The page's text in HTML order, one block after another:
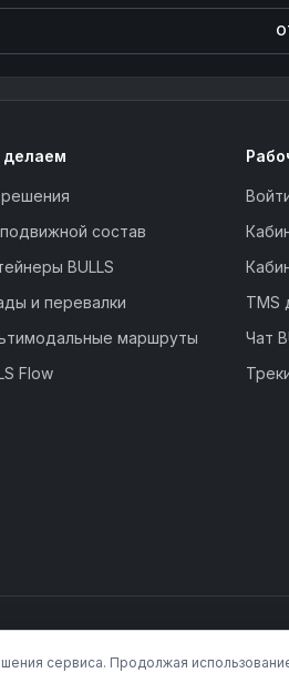
делаем
состав
BULLS
и перевалки
маршруты
Flow
TMS
Чат
сервиса. Продолжая